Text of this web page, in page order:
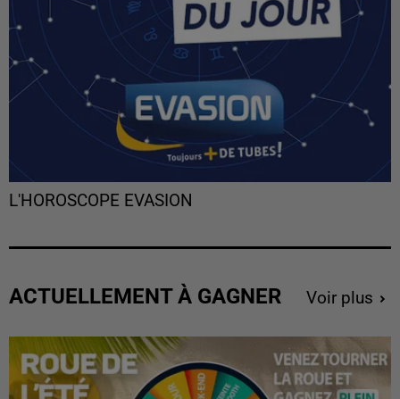
L'HOROSCOPE EVASION
ACTUELLEMENT À GAGNER Voir plus